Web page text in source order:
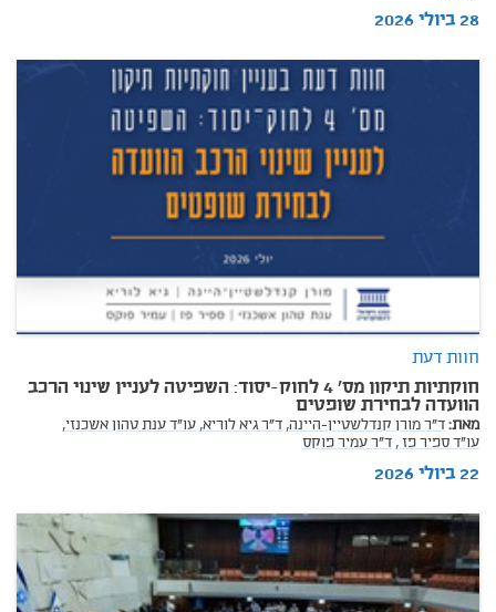
28 ביולי 2026
חוות דעת
חוקתיות תיקון מס' 4 לחוק-יסוד: השפיטה לעניין שינוי הרכב
הוועדה לבחירת שופטים
מאת:ד"ר מורן קנדלשטיין-היינה, ד"ר גיא לוריא, עו"ד ענת טהון אשכנזי,
עו"ד ספיר פז , ד"ר עמיר פוקס
22 ביולי 2026